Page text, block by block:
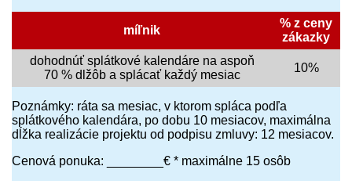
míľnik
% z ceny
zákazky
dohodnúť splátkové kalendáre na aspoň
70 % dlžôb a splácať každý mesiac
10%
Poznámky: ráta sa mesiac, v ktorom spláca podľa
splátkového kalendára, po dobu 10 mesiacov, maximálna
dĺžka realizácie projektu od podpisu zmluvy: 12 mesiacov.
Cenová ponuka: ________€ * maximálne 15 osôb